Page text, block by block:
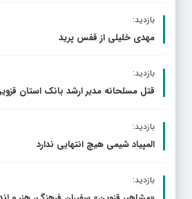
بازدید:
مهدی خلیلی از قفس پرید
بازدید:
قتل مسلحانه مدیر ارشد بانک استان
بازدید:
المپیاد شیمی هیچ انتهایی ندارد
بازدید: